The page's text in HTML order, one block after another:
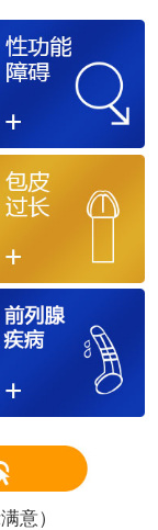
意）